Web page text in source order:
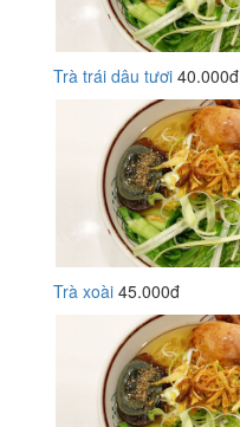
Trà trái dâu tươi 40.000đ
Trà xoài 45.000đ